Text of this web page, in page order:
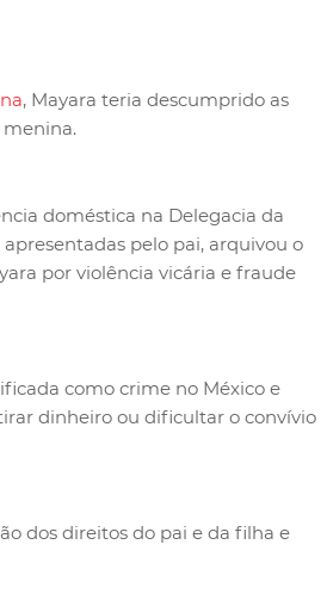
, Mayara teria descumprido as
doméstica na Delegacia da
pelo pai, arquivou o
por violência vicária e fraude
como crime no México e
dinheiro ou dificultar o convívio
dos direitos do pai e da filha e